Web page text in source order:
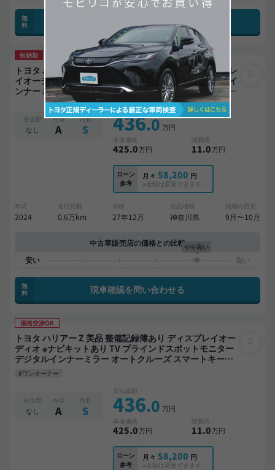
無
料
現車確認を問い合わせる
短納期 価格交渉OK
トヨタ ハリアー Z 美品 禁煙車 整備記録簿あり ディスプレ
イオーディオ TV ブラインドスポットモニター デジタルイ
ンナーミラー オートクルーズ スマートキー ETC 電動バッ
クドア バックモニター ドライブレコーダー 衝突軽減
板金歴
なし
外装
A
内装
S
支払総額
436.0万円
本体価格
425.0万円
諸費用
11.0万円
ローン
参考
月々 58,200 円
※金額は変更できます。
年式
2024
走行距離
0.6万km
車検
27年12月
出品地域
神奈川県
納期の目安
9月〜10月
中古車販売店の価格との比較やや高い
無
料
現車確認を問い合わせる
価格交渉OK
トヨタ ハリアー Z 美品 整備記録簿あり ディスプレイオー
ディオ ※ナビキットあり TV ブラインドスポットモニター
デジタルインナーミラー オートクルーズ スマートキー
ETC 電動バックドア バックモニター ドライブレコーダー
衝突軽減
#ワンオーナー
板金歴
なし
外装
A
内装
S
支払総額
436.0 万円
本体価格
425.0万円
諸費用
11.0万円
ローン
参考
月々 58,200 円
※金額は変更できます。